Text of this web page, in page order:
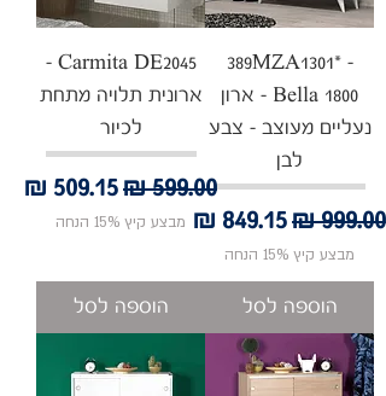
389MZA1301* -
Bella 1800 - ארון
נעליים מעוצב - צבע
לבן
מחיר רגילמחיר מבצע
מבצע קיץ 15% הנחה
הוספה לסל
Carmita DE2045 -
ארונית תלויה מתחת
לכיור
מחיר רגילמחיר
מבצע קיץ 15% הנחה
הוספה לסל